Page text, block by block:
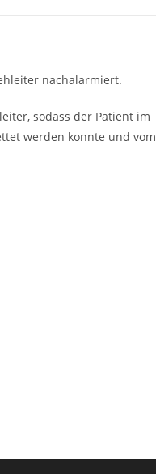
nachalarmiert.
sodass der Patient im
werden konnte und vom